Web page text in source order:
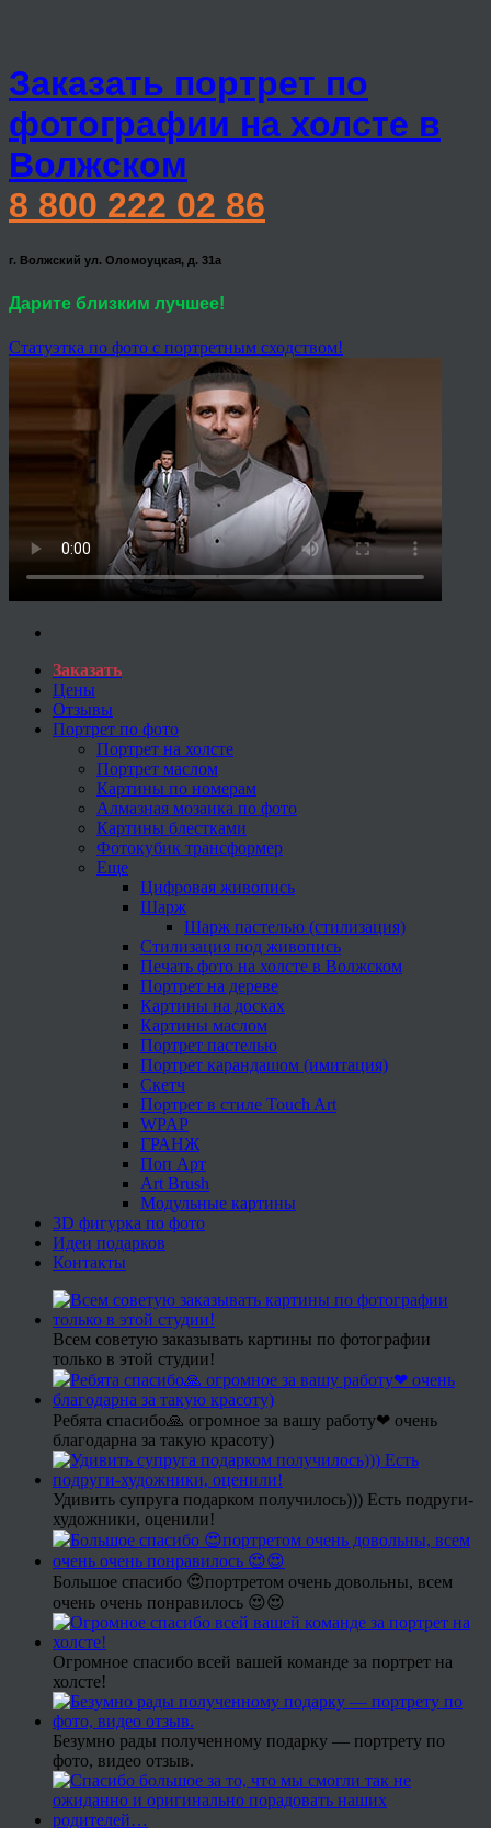
Заказать портрет по
фотографии на холсте в
Волжском
8 800 222 02 86
г. Волжский ул. Оломоуцкая, д. 31а
Дарите близким лучшее!
Статуэтка по фото с портретным сходством!
Заказать
Цены
Отзывы
Портрет по фото
Портрет на холсте
Портрет маслом
Картины по номерам
Алмазная мозаика по фото
Картины блестками
Фотокубик трансформер
Еще
Цифровая живопись
Шарж
Шарж пастелью (стилизация)
Стилизация под живопись
Печать фото на холсте в Волжском
Портрет на дереве
Картины на досках
Картины маслом
Портрет пастелью
Портрет карандашом (имитация)
Скетч
Портрет в стиле Touch Art
WPAP
ГРАНЖ
Поп Арт
Art Brush
Модульные картины
3D фигурка по фото
Идеи подарков
Контакты
Всем советую заказывать картины по фотографии
только в этой студии!
Ребята спасибо🙏 огромное за вашу работу❤ очень
благодарна за такую красоту)
Удивить супруга подарком получилось))) Есть подруги-
художники, оценили!
Большое спасибо 😍портретом очень довольны, всем
очень очень понравилось 😍😍
Огромное спасибо всей вашей команде за портрет на
холсте!
Безумно рады полученному подарку — портрету по
фото, видео отзыв.